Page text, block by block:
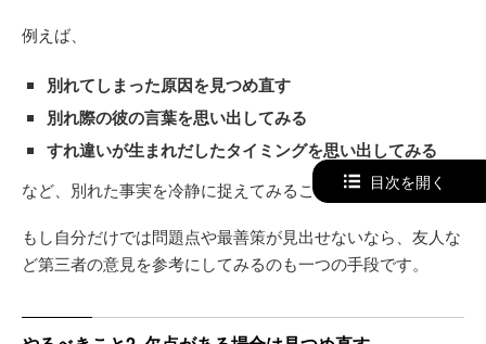
例えば、
別れてしまった原因を見つめ直す
別れ際の彼の言葉を思い出してみる
すれ違いが生まれだしたタイミングを思い出してみる
など、別れた事実を冷静に捉えてみることが重要。
もし自分だけでは問題点や最善策が見出せないなら、友人な
ど第三者の意見を参考にしてみるのも一つの手段です。
目次を開く